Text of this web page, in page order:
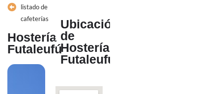
listado de
cafeterías
Hostería
Futaleufú
Ubicación
de
Hostería
Futaleufú